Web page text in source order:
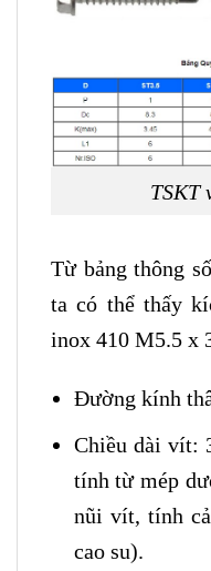
TSKT
Từ bảng thông
ta có thể thấy
inox 410 M5.5 x
Đường kính
Chiều dài vít:
tính từ mép
nũi vít, tính
cao su).